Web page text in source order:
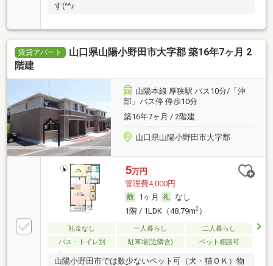
す(^^♪
賃貸アパート
山口県山陽小野田市大字郡 築16年7ヶ月 2
階建
山陽本線 厚狭駅 バス10分/「沖
部」バス停 停歩10分
築16年7ヶ月 / 2階建
山口県山陽小野田市大字郡
5万円
管理費4,000円
1ヶ月
なし
1階 / 1LDK（48.79m2）
礼金なし 一人暮らし
二人暮らし
バス・トイレ別
駐車場(近隣含) ペット相談可
山陽小野田市では数少ないペット可（犬・猫ＯＫ）物